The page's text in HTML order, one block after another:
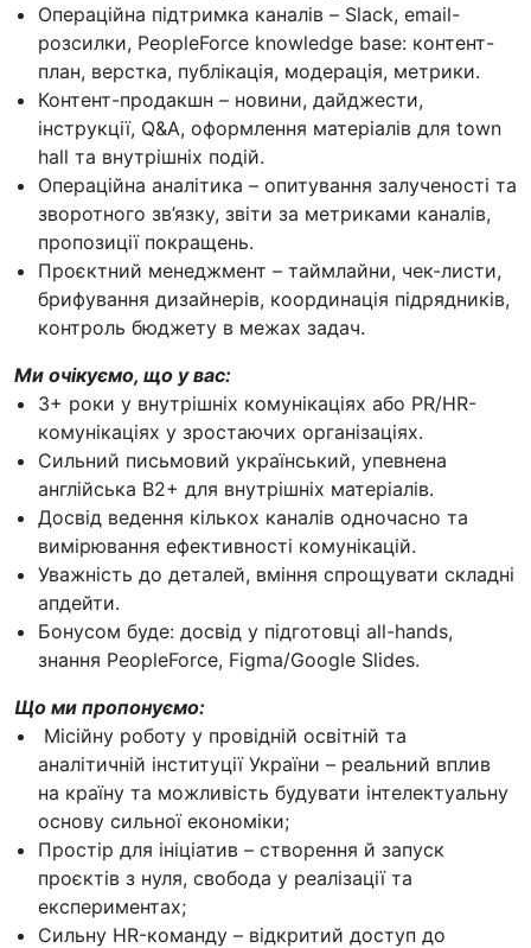
Операційна підтримка каналів – Slack, email-
розсилки, PeopleForce knowledge base: контент-
план, верстка, публікація, модерація, метрики.
Контент-продакшн – новини, дайджести,
інструкції, Q&A, оформлення матеріалів для town
hall та внутрішніх подій.
Операційна аналітика – опитування залученості та
зворотного зв’язку, звіти за метриками каналів,
пропозиції покращень.
Проєктний менеджмент – таймлайни, чек-листи,
брифування дизайнерів, координація підрядників,
контроль бюджету в межах задач.
Ми очікуємо, що у вас:
3+ роки у внутрішніх комунікаціях або PR/HR-
комунікаціях у зростаючих організаціях.
Сильний письмовий український, упевнена
англійська B2+ для внутрішніх матеріалів.
Досвід ведення кількох каналів одночасно та
вимірювання ефективності комунікацій.
Уважність до деталей, вміння спрощувати складні
апдейти.
Бонусом буде: досвід у підготовці all-hands,
знання PeopleForce, Figma/Google Slides.
Що ми пропонуємо:
Місійну роботу у провідній освітній та
аналітичній інституції України – реальний вплив
на країну та можливість будувати інтелектуальну
основу сильної економіки;
Простір для ініціатив – створення й запуск
проєктів з нуля, свобода у реалізації та
експериментах;
Сильну HR-команду – відкритий доступ до